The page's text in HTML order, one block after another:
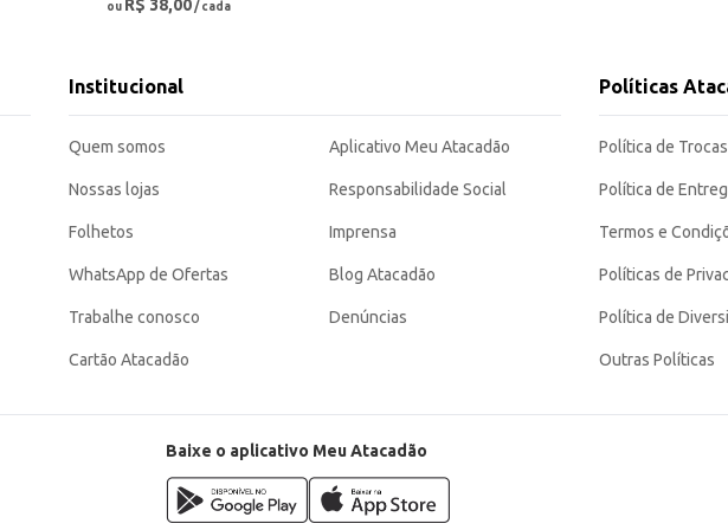
ou R$ 38,00/ cada
Institucional
Quem somos
Nossas lojas
Folhetos
WhatsApp de Ofertas
Trabalhe conosco
Cartão Atacadão
Aplicativo Meu Atacadão
Responsabilidade Social
Imprensa
Blog Atacadão
Denúncias
Políticas
Política de
Política de
Termos e
Políticas de
Política de
Outras Políticas
Baixe o aplicativo Meu Atacadão